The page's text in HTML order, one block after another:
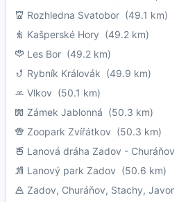
Rozhledna Svatobor (49.1 km)
Kašperské Hory (49.2 km)
Les Bor (49.2 km)
Rybník Královák (49.9 km)
Vlkov (50.1 km)
Zámek Jablonná (50.3 km)
Zoopark Zvířátkov (50.3 km)
Lanová dráha Zadov - Churáňov
Lanový park Zadov (50.6 km)
Zadov, Churáňov, Stachy, Javor